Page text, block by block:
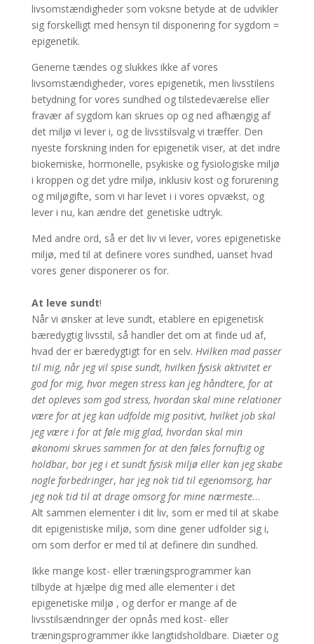
livsomstændigheder som voksne betyde at de udvikler
sig forskelligt med hensyn til disponering for sygdom =
epigenetik.
Generne tændes og slukkes ikke af vores
livsomstændigheder, vores epigenetik, men livsstilens
betydning for vores sundhed og tilstedeværelse eller
fravær af sygdom kan skrues op og ned afhængig af
det miljø vi lever i, og de livsstilsvalg vi træffer. Den
nyeste forskning inden for epigenetik viser, at det indre
biokemiske, hormonelle, psykiske og fysiologiske miljø
i kroppen og det ydre miljø, inklusiv kost og forurening
og miljøgifte, som vi har levet i i vores opvækst, og
lever i nu, kan ændre det genetiske udtryk.
Med andre ord, så er det liv vi lever, vores epigenetiske
miljø, med til at definere vores sundhed, uanset hvad
vores gener disponerer os for.
At leve sundt!
Når vi ønsker at leve sundt, etablere en epigenetisk
bæredygtig livsstil, så handler det om at finde ud af,
hvad der er bæredygtigt for en selv. Hvilken mad passer
til mig, når jeg vil spise sundt, hvilken fysisk aktivitet er
god for mig, hvor megen stress kan jeg håndtere, for at
det opleves som god stress, hvordan skal mine relationer
være for at jeg kan udfolde mig positivt, hvilket job skal
jeg være i for at føle mig glad, hvordan skal min
økonomi skrues sammen for at den føles fornuftig og
holdbar, bor jeg i et sundt fysisk miljø eller kan jeg skabe
nogle forbedringer, har jeg nok tid til egenomsorg, har
jeg nok tid til at drage omsorg for mine nærmeste…
Alt sammen elementer i dit liv, som er med til at skabe
dit epigenistiske miljø, som dine gener udfolder sig i,
om som derfor er med til at definere din sundhed.
Ikke mange kost- eller træningsprogrammer kan
tilbyde at hjælpe dig med alle elementer i det
epigenetiske miljø , og derfor er mange af de
livsstilsændringer der opnås med kost- eller
træningsprogrammer ikke langtidsholdbare. Diæter og